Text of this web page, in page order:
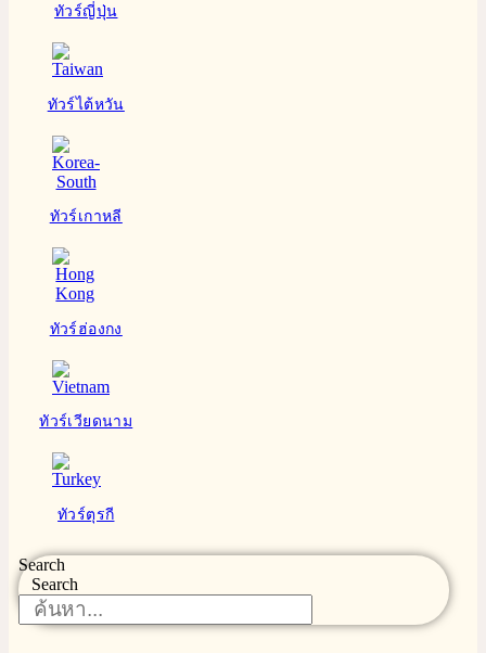
ทัวร์ญี่ปุ่น
ทัวร์ไต้หวัน
ทัวร์เกาหลี
ทัวร์ฮ่องกง
ทัวร์เวียดนาม
ทัวร์ตุรกี
Search
Search